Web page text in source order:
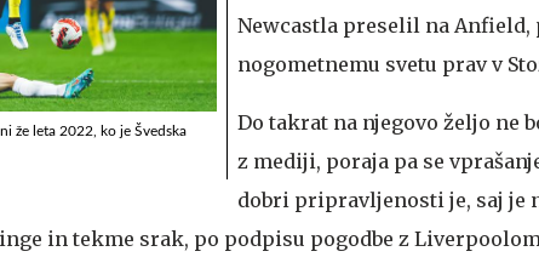
že leta 2022, ko je Švedska
Newcastla preselil na Anfield,
nogometnemu svetu prav v
Do takrat na njegovo željo ne
z mediji, poraja pa se
dobri pripravljenosti je, saj je
in tekme srak, po podpisu pogodbe z